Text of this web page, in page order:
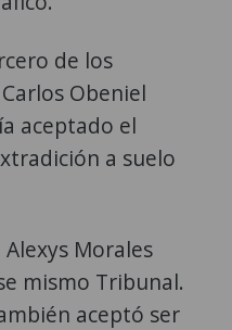
de los
Obeniel
aceptado el
a suelo
Morales
mismo Tribunal.
aceptó ser